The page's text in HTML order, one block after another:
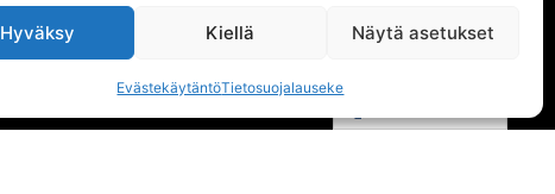
Hyväksy Kiellä Näytä asetukset
EvästekäytäntöTietosuojalauseke